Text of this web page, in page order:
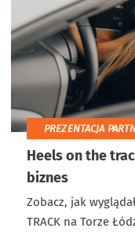
PREZENTACJA
Heels on the
biznes
Zobacz, jak
TRACK na Torze